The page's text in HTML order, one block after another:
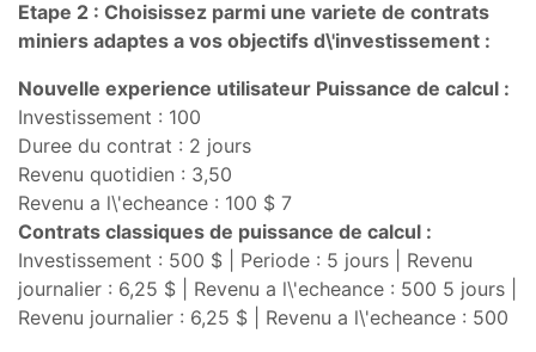
Etape 2 : Choisissez parmi une variete de contrats
miniers adaptes a vos objectifs d\'investissement :
Nouvelle experience utilisateur Puissance de calcul :
Investissement : 100
Duree du contrat : 2 jours
Revenu quotidien : 3,50
Revenu a l\'echeance : 100 $ 7
Contrats classiques de puissance de calcul :
Investissement : 500 $ | Periode : 5 jours | Revenu
journalier : 6,25 $ | Revenu a l\'echeance : 500 5 jours |
Revenu journalier : 6,25 $ | Revenu a l\'echeance : 500